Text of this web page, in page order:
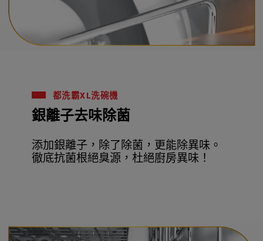
都洗霸XL洗碗機
銀離子去味除菌
添加銀離子，除了除菌，更能除異味。
徹底抗菌根絕臭源，杜絕廚房異味！